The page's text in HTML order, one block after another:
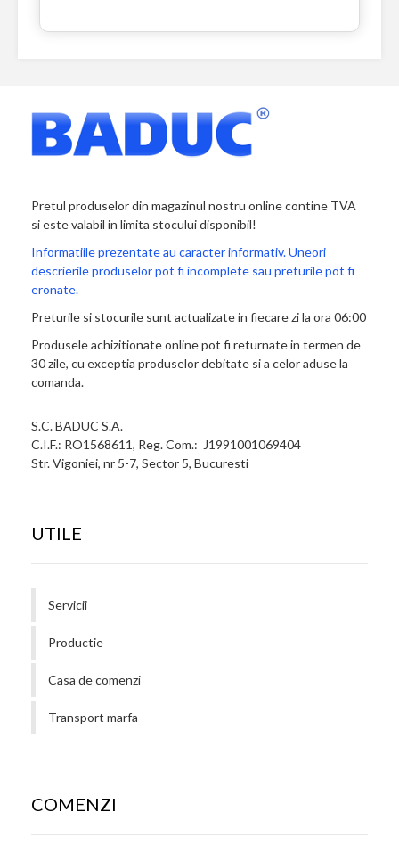
Pretul produselor din magazinul nostru online contine TVA
si este valabil in limita stocului disponibil!
Informatiile prezentate au caracter informativ. Uneori
descrierile produselor pot fi incomplete sau preturile pot fi
eronate.
Preturile si stocurile sunt actualizate in fiecare zi la ora 06:00
Produsele achizitionate online pot fi returnate in termen de
30 zile, cu exceptia produselor debitate si a celor aduse la
comanda.
S.C. BADUC S.A.
C.I.F.: RO1568611, Reg. Com.: J1991001069404
Str. Vigoniei, nr 5-7, Sector 5, Bucuresti
UTILE
Servicii
Productie
Casa de comenzi
Transport marfa
COMENZI